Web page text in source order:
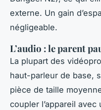
externe. Un gain
négligeable.
L’audio : le parent
La plupart des
haut-parleur de base,
pièce de taille
coupler l’appareil avec